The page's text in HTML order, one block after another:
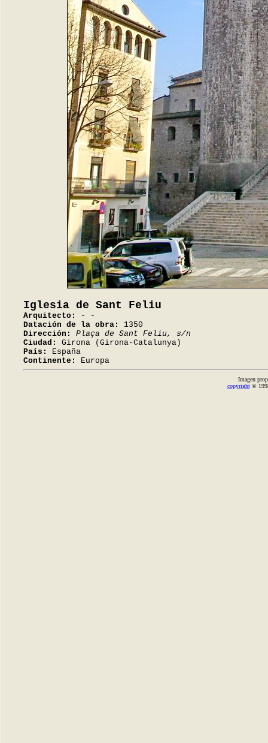
Iglesia de Sant Feliu
Arquitecto:
- -
Datación de la obra:
1350
Dirección:
Plaça de Sant Feliu, s/n
Ciudad:
Girona (Girona-Catalunya)
País:
España
Continente:
Europa
Imagen
copyright©